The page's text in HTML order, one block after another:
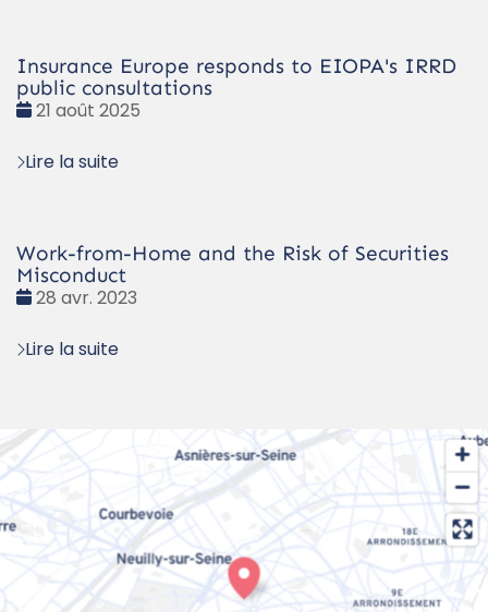
Insurance Europe responds to EIOPA's IRRD
public consultations
Date
21 août 2025
Lire la suite
Work-from-Home and the Risk of Securities
Misconduct
Date
28 avr. 2023
Lire la suite